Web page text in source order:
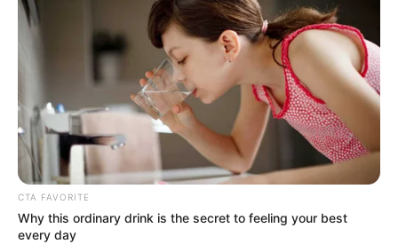
CTA FAVORITE
Why this ordinary drink is the secret to feeling your best
every day